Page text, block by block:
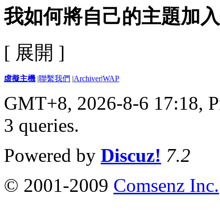
我如何將自己的主題加
[ 展開 ]
虛擬主機 |聯繫我們 |Archiver|WAP
GMT+8, 2026-8-6 17:18,
3 queries.
Powered by Discuz! 7.2
© 2001-2009 Comsenz Inc.